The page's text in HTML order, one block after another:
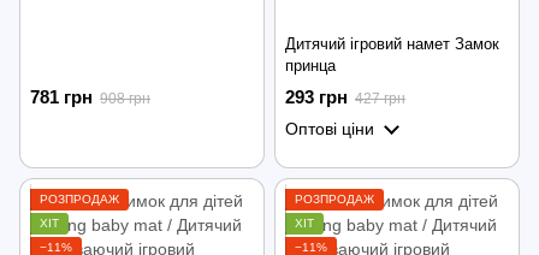
781 грн 908 грн
Дитячий ігровий намет Замок
принца
293 грн 427 грн
Оптові ціни
РОЗПРОДАЖ
ХІТ
−11%
РОЗПРОДАЖ
ХІТ
−11%